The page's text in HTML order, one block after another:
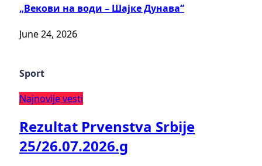
„Векови на води – Шајке Дунава“
June 24, 2026
Sport
Najnovije vesti
Rezultat Prvenstva Srbije
25/26.07.2026.g